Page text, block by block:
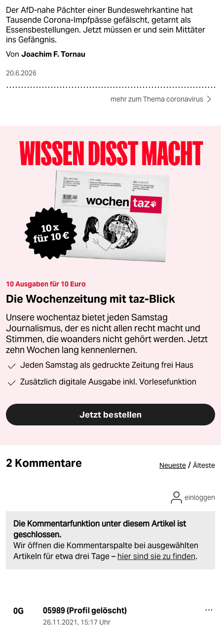
Der AfD-nahe Pächter einer Bundeswehrkantine hat
Tausende Corona-Impfpässe gefälscht, getarnt als
Essensbestellungen. Jetzt müssen er und sein Mittäter
ins Gefängnis.
Von Joachim F. Tornau
20.6.2026
mehr zum Thema coronavirus
10 Ausgaben für 10 Euro
Die Wochenzeitung mit taz-Blick
Unsere wochentaz bietet jeden Samstag
Journalismus, der es nicht allen recht macht und
Stimmen, die woanders nicht gehört werden. Jetzt
zehn Wochen lang kennenlernen.
Jeden Samstag als gedruckte Zeitung frei Haus
Zusätzlich digitale Ausgabe inkl. Vorlesefunktion
Jetzt bestellen
2 Kommentare Neueste / Älteste
Die Kommentarfunktion unter diesem Artikel ist
geschlossen.
Wir öffnen die Kommentarspalte bei ausgewählten
Artikeln für etwa drei Tage – hier sind sie zu finden.
einloggen
0G 05989 (Profil gelöscht)
26.11.2021, 15:17 Uhr